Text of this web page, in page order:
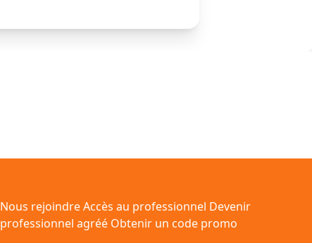
Nous rejoindreAccès au professionnel Devenir
professionnel agréé Obtenir un code promo